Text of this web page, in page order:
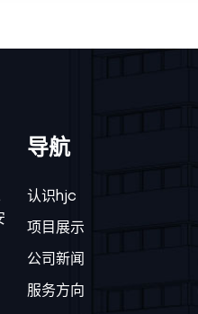
导航
认识hjc
项目展示
公司新闻
服务方向